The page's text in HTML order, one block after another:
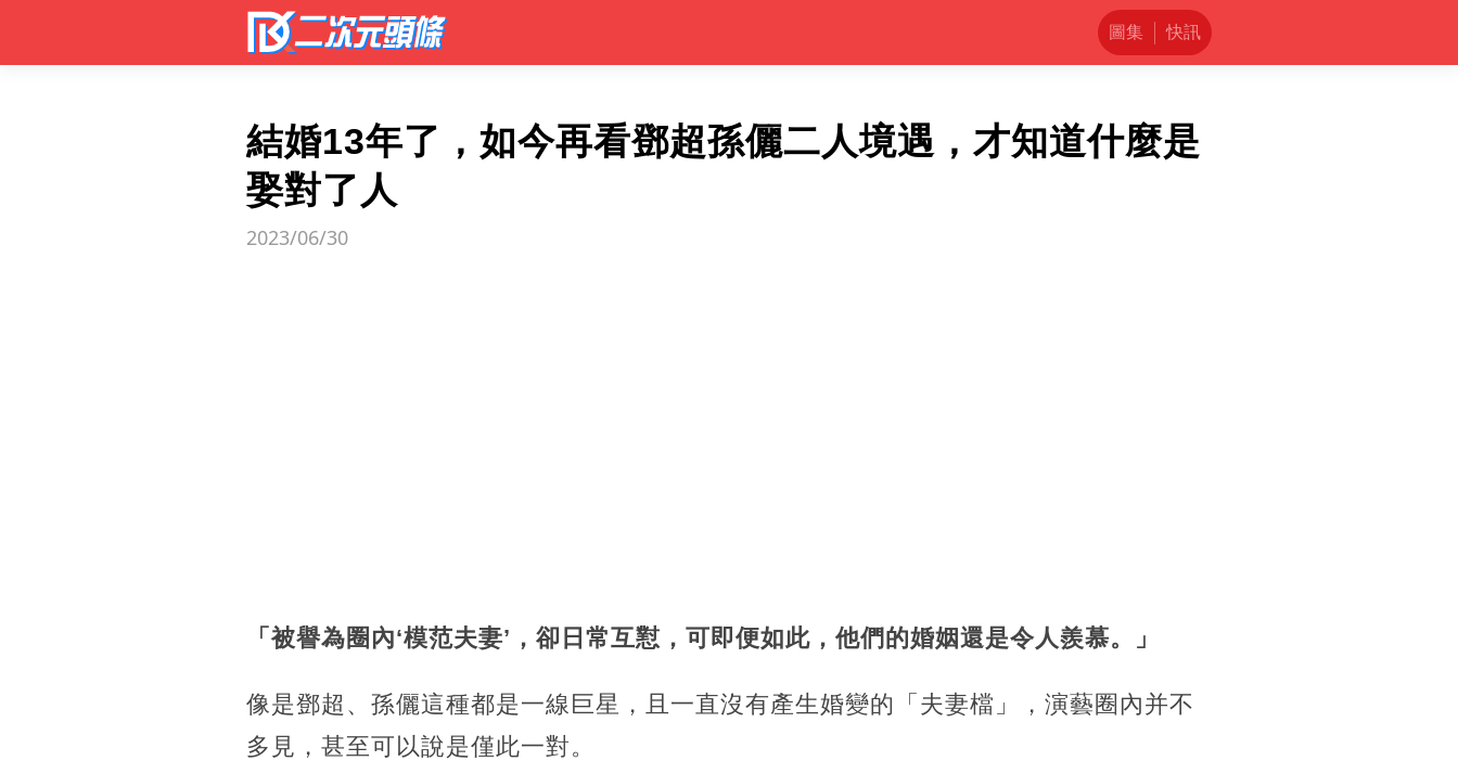
圖集 快訊
結婚13年了，如今再看鄧超孫儷二人境遇，才知道什麼是
娶對了人
2023/06/30
「被譽為圈內‘模范夫妻’，卻日常互懟，可即便如此，他們的婚姻還是令人羨慕。」
像是鄧超、孫儷這種都是一線巨星，且一直沒有產生婚變的「夫妻檔」，演藝圈內并不
多見，甚至可以說是僅此一對。